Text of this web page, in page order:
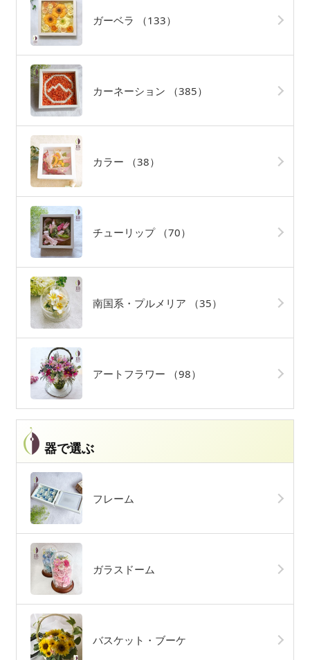
ガーベラ （133）
カーネーション （385）
カラー （38）
チューリップ （70）
南国系・プルメリア （35）
アートフラワー （98）
器で選ぶ
フレーム
ガラスドーム
バスケット・ブーケ